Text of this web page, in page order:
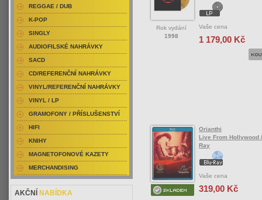
Rok vydání
1998
Vaše cena
1 179,00 Kč
Orianthi
Live From Hollywood
Ray
Vaše cena
319,00 Kč
REGGAE / DUB
K-POP
SINGLY
AUDIOFILSKÉ NAHRÁVKY
SACD
CD/REFERENČNÍ NAHRÁVKY
VINYL/REFERENČNÍ NAHRÁVKY
VINYL / LP
GRAMOFONY / PŘÍSLUŠENSTVÍ
HIFI
KNIHY
MAGNETOFONOVÉ KAZETY
MERCHANDISING
AKČNÍ NABÍDKA